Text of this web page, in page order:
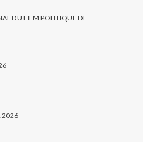
DU FILM POLITIQUE DE
2026